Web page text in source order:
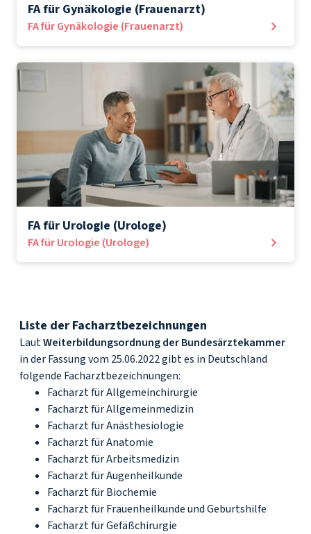
FA für Gynäkologie (Frauenarzt)
FA für Gynäkologie (Frauenarzt)
FA für Urologie (Urologe)
FA für Urologie (Urologe)
Liste der Facharztbezeichnungen
LautWeiterbildungsordnung der Bundesärztekammer
in der Fassung vom 25.06.2022 gibt es in Deutschland
folgende Facharztbezeichnungen:
Facharzt für Allgemeinchirurgie
Facharzt für Allgemeinmedizin
Facharzt für Anästhesiologie
Facharzt für Anatomie
Facharzt für Arbeitsmedizin
Facharzt für Augenheilkunde
Facharzt für Biochemie
Facharzt für Frauenheilkunde und Geburtshilfe
Facharzt für Gefäßchirurgie